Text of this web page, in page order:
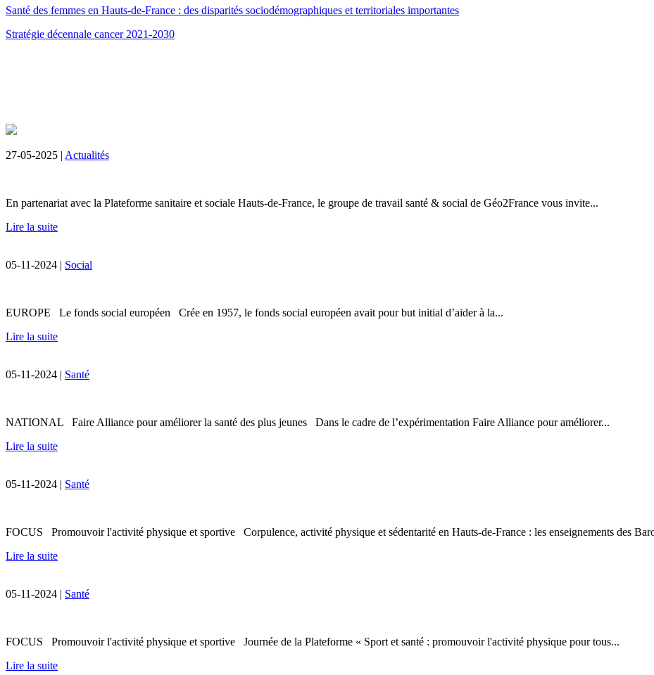
Santé des femmes en Hauts-de-France : des disparités sociodémographiques et territoriales importantes
Stratégie décennale cancer 2021-2030
27-05-2025 | Actualités
En partenariat avec la Plateforme sanitaire et sociale Hauts-de-France, le groupe de travail santé & social de Géo2France vous invite...
Lire la suite
05-11-2024 | Social
EUROPE Le fonds social européen Crée en 1957, le fonds social européen avait pour but initial d’aider à la...
Lire la suite
05-11-2024 | Santé
NATIONAL Faire Alliance pour améliorer la santé des plus jeunes Dans le cadre de l’expérimentation Faire Alliance pour améliorer...
Lire la suite
05-11-2024 | Santé
FOCUS Promouvoir l'activité physique et sportive Corpulence, activité physique et sédentarité en Hauts-de-France : les enseignements des
Lire la suite
05-11-2024 | Santé
FOCUS Promouvoir l'activité physique et sportive Journée de la Plateforme « Sport et santé : promouvoir l'activité physique pour tous...
Lire la suite